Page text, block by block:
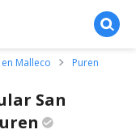
de colegios
Malleco Puren
San